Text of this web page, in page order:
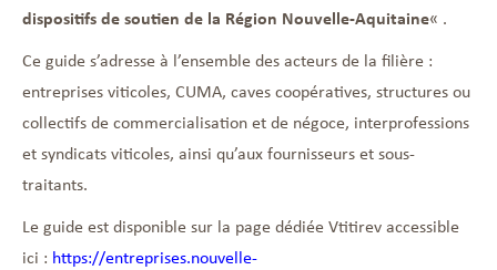
dispositifs de soutien de la Région Nouvelle-Aquitaine« .
Ce guide s’adresse à l’ensemble des acteurs de la filière :
entreprises viticoles, CUMA, caves coopératives, structures ou
collectifs de commercialisation et de négoce, interprofessions
et syndicats viticoles, ainsi qu’aux fournisseurs et sous-
traitants.
Le guide est disponible sur la page dédiée Vtitirev accessible
ici : https://entreprises.nouvelle-